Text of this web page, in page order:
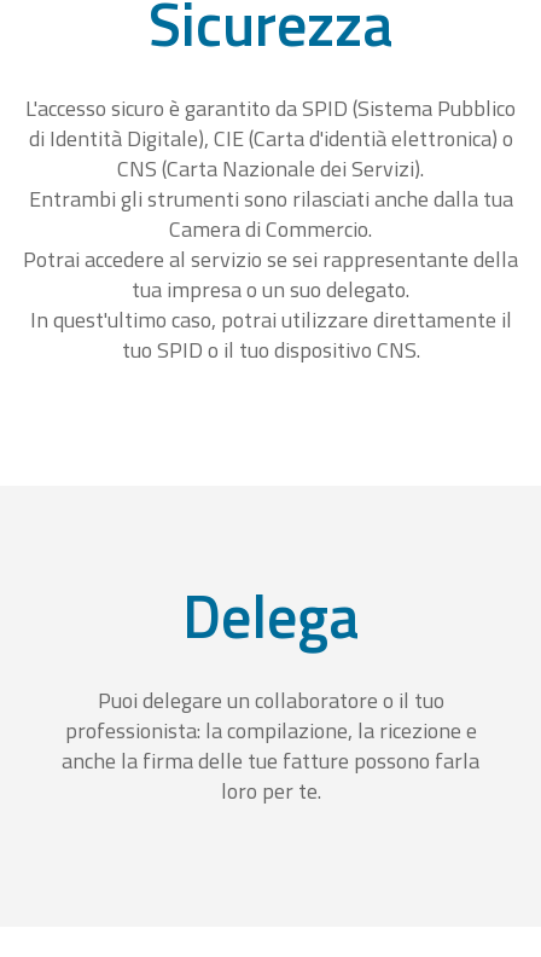
Sicurezza
L'accesso sicuro è garantito da SPID (Sistema Pubblico
di Identità Digitale), CIE (Carta d'identià elettronica) o
CNS (Carta Nazionale dei Servizi).
Entrambi gli strumenti sono rilasciati anche dalla tua
Camera di Commercio.
Potrai accedere al servizio se sei rappresentante della
tua impresa o un suo delegato.
In quest'ultimo caso, potrai utilizzare direttamente il
tuo SPID o il tuo dispositivo CNS.
Delega
Puoi delegare un collaboratore o il tuo
professionista: la compilazione, la ricezione e
anche la firma delle tue fatture possono farla
loro per te.